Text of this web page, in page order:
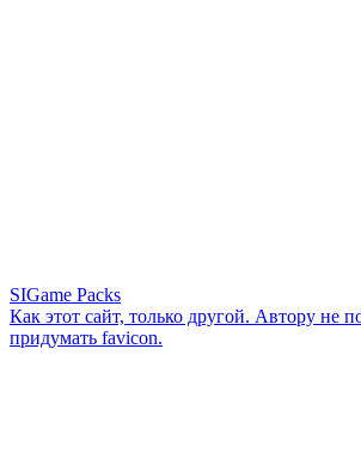
SIGame Packs
Как этот сайт, только другой. Автору не
придумать favicon.